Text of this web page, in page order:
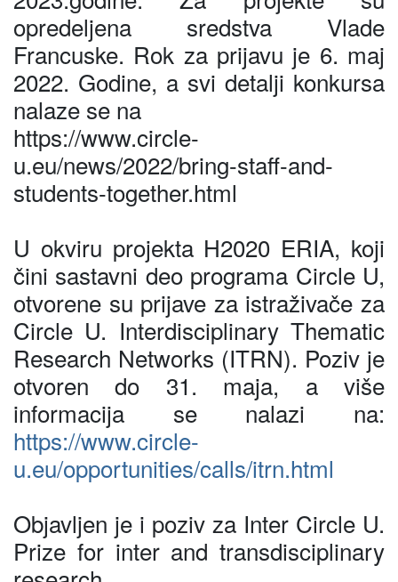
opredeljena sredstva Vlade
Francuske. Rok za prijavu je 6. maj
2022. Godine, a svi detalji konkursa
nalaze se na
https://www.circle-
u.eu/news/2022/bring-staff-and-
students-together.html
U okviru projekta H2020 ERIA, koji
čini sastavni deo programa Circle U,
otvorene su prijave za istraživače za
Circle U. Interdisciplinary Thematic
Research Networks (ITRN). Poziv je
otvoren do 31. maja, a više
informacija se nalazi na:
https://www.circle-
u.eu/opportunities/calls/itrn.html
Objavljen je i poziv za Inter Circle U.
Prize for inter and transdisciplinary